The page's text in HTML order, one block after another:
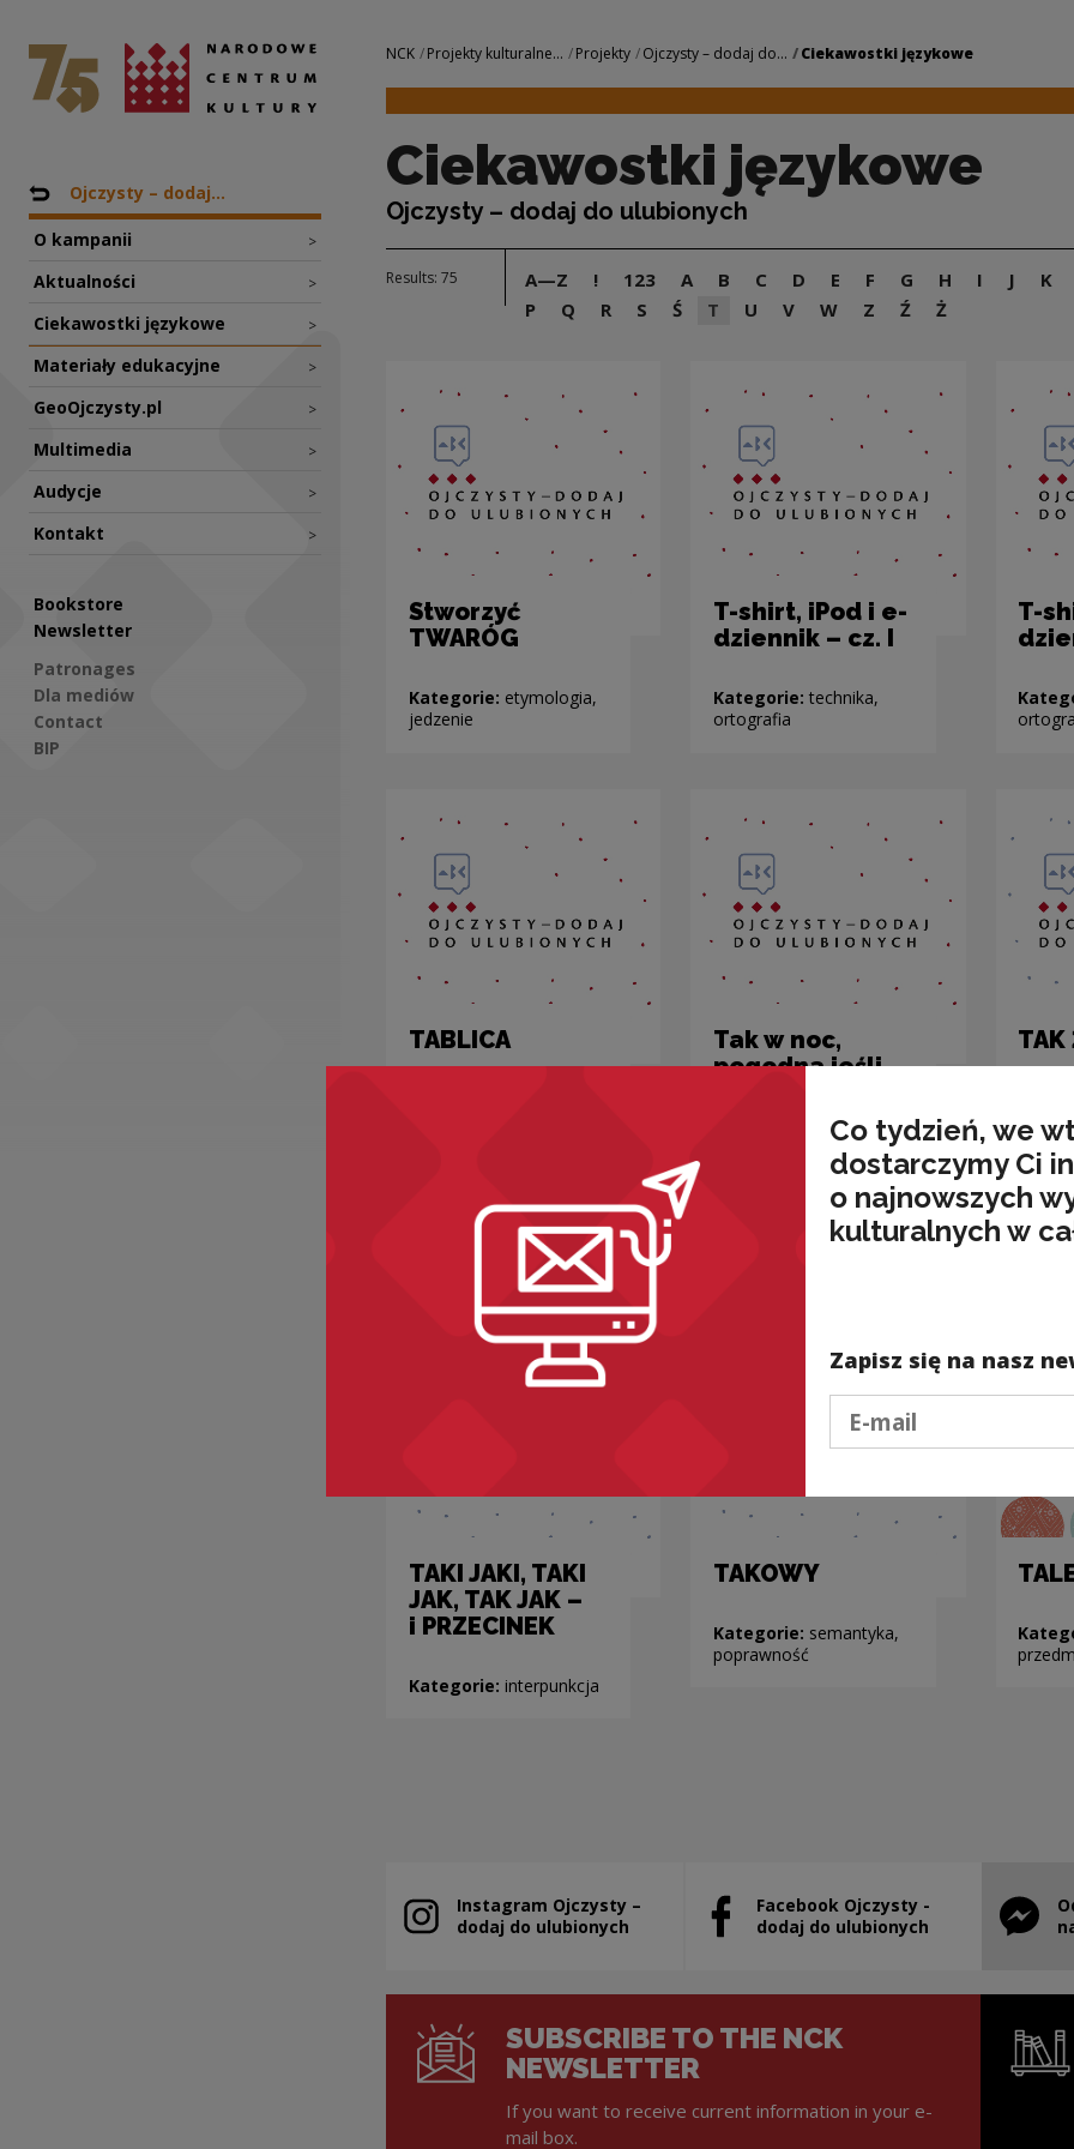
Ciekawostki językowe | Narodowe
National Centre for Culture Poland
Nawigacja
Back to: Projekty
Ojczysty – dodaj...
O kampanii >
Aktualności >
Ciekawostki językowe >
Materiały edukacyjne >
GeoOjczysty.pl >
Multimedia >
Audycje >
Kontakt >
Bookstore
Newsletter
Patronages
Dla mediów
Contact
BIP
Navigation
NCK Projekty kulturalne... Projekty Ojczysty – dodaj do... Ciekawostki językowe
Ciekawostki językowe
Ojczysty – dodaj do ulubionych
Results: 75 A—Z ! 123 A B C D E F G H I J K
P
Q R S Ś T U V W Z Ź Ż
Stworzyć
TWARÓG
Kategorie: etymologia,
jedzenie
T-shirt, iPod i e-
dziennik – cz. I
Kategorie: technika,
ortografia
T-
TABLICA
Tak w noc,
pogodna jeśli
przyjemnie
składnia,
TAK
TAKI JAKI, TAKI
JAK, TAK JAK –
i PRZECINEK
Kategorie: interpunkcja
TAKOWY
Kategorie: semantyka,
poprawność
Instagram Ojczysty –
dodaj do ulubionych
Note, the link will open in a new window
Facebook Ojczysty -
dodaj do ulubionych
Note, the link will open in a new window
Note,
SUBSCRIBE TO THE NCK
NEWSLETTER
If you want to receive current information in your e-
mail box.
Co tydzień, we
dostarczymy Ci
o najnowszych
kulturalnych w
Zapisz się na nasz